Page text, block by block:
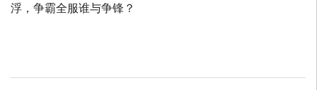
浮，争霸全服谁与争锋？